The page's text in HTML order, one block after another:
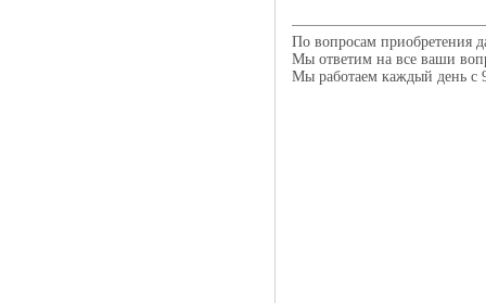
По вопросам приобретения
Мы ответим на все ваши
Мы работаем каждый день с